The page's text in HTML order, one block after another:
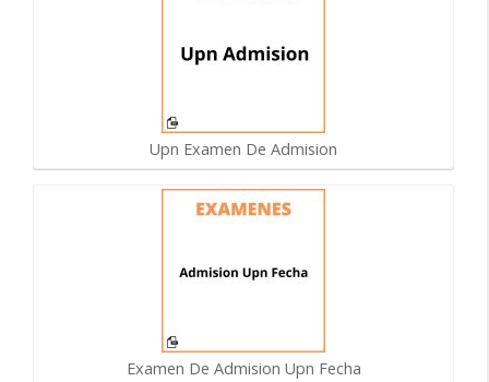
Upn Examen De Admision
Examen De Admision Upn Fecha